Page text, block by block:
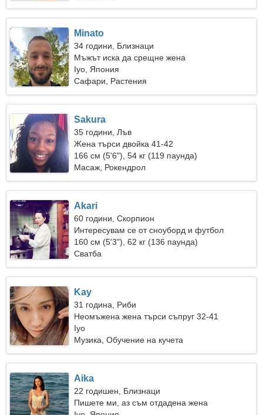
Minato
34 години, Близнаци
Мъжът иска да срещне жена
Iyo, Япония
Сафари, Растения
Sakura
35 години, Лъв
Жена търси двойка 41-42
166 см (5'6"), 54 кг (119 паунда)
Масаж, Рокендрол
Akari
60 години, Скорпион
Интересувам се от сноуборд и футбол
160 см (5'3"), 62 кг (136 паунда)
Сватба
Kay
31 година, Риби
Неомъжена жена търси съпруг 32-41
Iyo
Музика, Обучение на кучета
Aika
22 годишен, Близнаци
Пишете ми, аз съм отдадена жена